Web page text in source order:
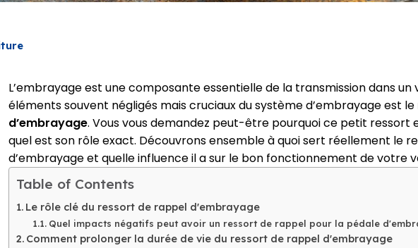
L’embrayage est une composante essentielle de la transmission dans un
éléments souvent négligés mais cruciaux du système d’embrayage est le
d’embrayage. Vous vous demandez peut-être pourquoi ce petit ressort
quel est son rôle exact. Découvrons ensemble à quoi sert réellement le
d’embrayage et quelle influence il a sur le bon fonctionnement de votre
Table of Contents
Le rôle clé du ressort de rappel d'embrayage
Quel impacts négatifs peut avoir un ressort de rappel pour la pédale
Comment prolonger la durée de vie du ressort de rappel d'embrayage